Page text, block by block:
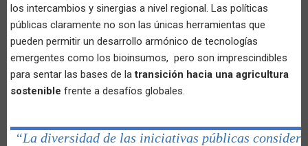
los intercambios y sinergias a nivel regional. Las políticas
públicas claramente no son las únicas herramientas que
pueden permitir un desarrollo armónico de tecnologías
emergentes como los bioinsumos, pero son imprescindibles
para sentar las bases de latransición hacia una agricultura
sostenible frente a desafíos globales.
“La diversidad de las iniciativas públicas